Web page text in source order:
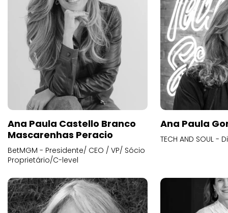
Ana Paula Castello Branco
Mascarenhas Peracio
BetMGM - Presidente/ CEO / VP/ Sócio
Proprietário/C-level
Ana Paula
TECH AND SOUL